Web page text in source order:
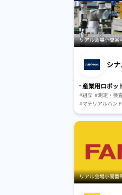
リアル会場小間番
シ
産業用ロボッ
#組立 #測定・検
#マテリアルハン
#保管・ピッキン
#AGV・GTP・AMR
リアル会場小間番